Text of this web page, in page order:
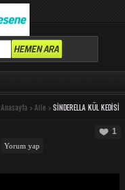
Anasayfa > Aile > SINDERELLA KÜL KEDISI
1
Yorum yap